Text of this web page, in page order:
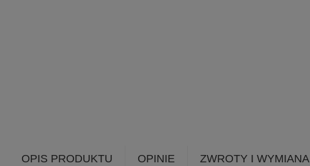
OPIS PRODUKTU OPINIE ZWROTY I WYMIANA